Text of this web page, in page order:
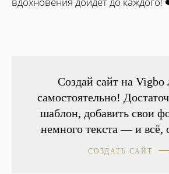
Cоздай сайт на Vigbo
самостоятельно!
шаблон, добавить свои
немного текста — и всё,
СОЗДАТЬ САЙТ